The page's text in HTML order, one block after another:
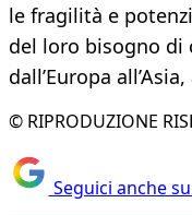
le fragilità e
del loro bisogno di
dall’Europa
© RIPRODUZIONE
Seguici anche